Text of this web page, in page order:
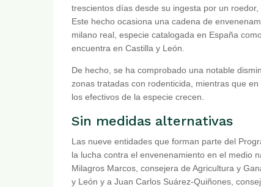
trescientos días desde su ingesta por un
Este hecho ocasiona una cadena de
milano real, especie catalogada en España
encuentra en Castilla y León.
De hecho, se ha comprobado una notable
zonas tratadas con rodenticida, mientras que
los efectivos de la especie crecen.
Sin medidas alternativas
Las nueve entidades que forman parte del
la lucha contra el envenenamiento en el medio
Milagros Marcos, consejera de Agricultura y
y León y a Juan Carlos Suárez-Quiñones,